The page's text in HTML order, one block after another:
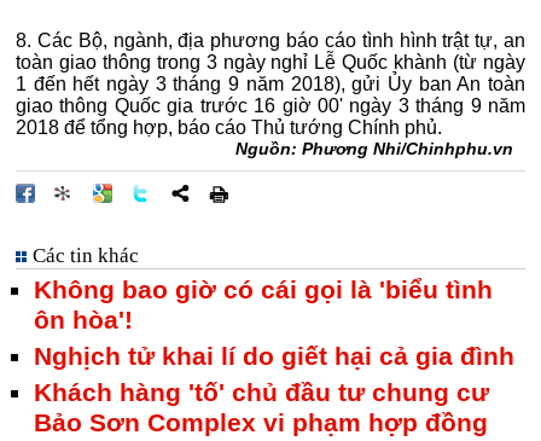
8. Các Bộ, ngành, địa phương báo cáo tình hình trật tự, an
toàn giao thông trong 3 ngày nghỉ Lễ Quốc khành (từ ngày
1 đến hết ngày 3 tháng 9 năm 2018), gửi Ủy ban An toàn
giao thông Quốc gia trước 16 giờ 00' ngày 3 tháng 9 năm
2018 để tổng hợp, báo cáo Thủ tướng Chính phủ.
Nguồn: Phương Nhi/Chinhphu.vn
Các tin khác
Không bao giờ có cái gọi là 'biểu tình
ôn hòa'!
Nghịch tử khai lí do giết hại cả gia đình
Khách hàng 'tố' chủ đầu tư chung cư
Bảo Sơn Complex vi phạm hợp đồng